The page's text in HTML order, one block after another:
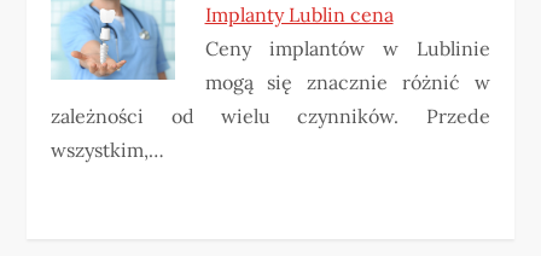
Implanty Lublin cena
Ceny implantów w Lublinie
mogą się znacznie różnić w
zależności od wielu czynników. Przede
wszystkim,…